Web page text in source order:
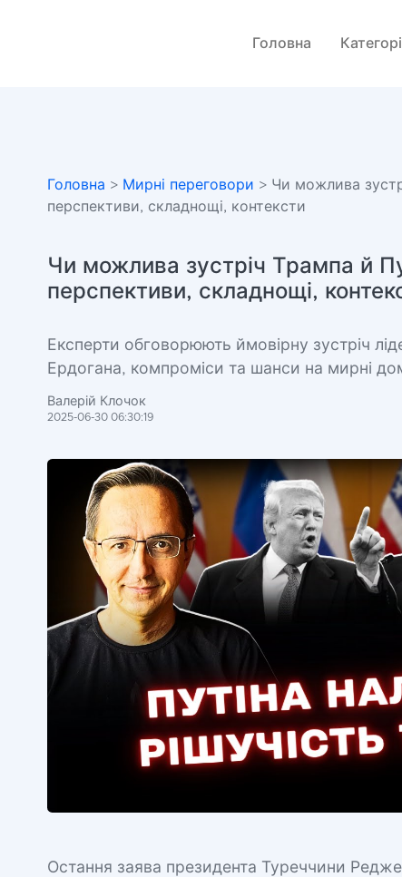
Головна
Головна > Мирні переговори > Чи можлива
перспективи, складнощі, контексти
Чи можлива зустріч Трампа й
перспективи, складнощі,
Експерти обговорюють ймовірну зустріч
Ердогана, компроміси та шанси на мирні
Валерій Клочок
2025-06-30 06:30:19
Остання заява президента Туреччини